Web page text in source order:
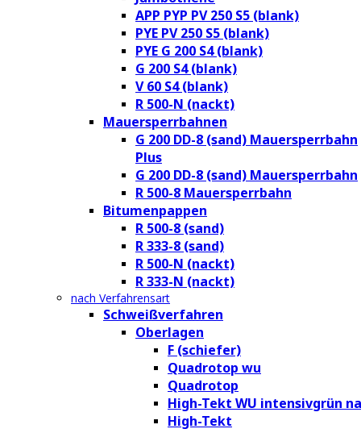
APP PYP PV 250 S5 (blank)
PYE PV 250 S5 (blank)
PYE G 200 S4 (blank)
G 200 S4 (blank)
V 60 S4 (blank)
R 500-N (nackt)
Mauersperrbahnen
G 200 DD-8 (sand) Mauersperrbahn
Plus
G 200 DD-8 (sand) Mauersperrbahn
R 500-8 Mauersperrbahn
Bitumenpappen
R 500-8 (sand)
R 333-8 (sand)
R 500-N (nackt)
R 333-N (nackt)
nach Verfahrensart
Schweißverfahren
Oberlagen
F (schiefer)
Quadrotop wu
Quadrotop
High-Tekt WU intensivgrün
High-Tekt